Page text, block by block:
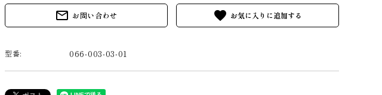
mail_outline お問い合わせ favorite
型番: 066-003-03-01